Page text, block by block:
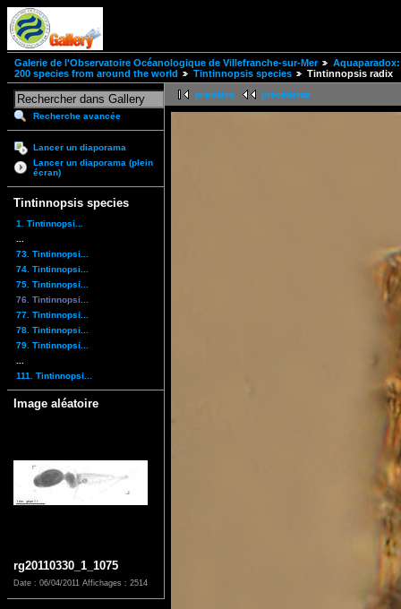
Galerie de l'Observatoire Océanologique de Villefranche-sur-Mer
200 species from around the world
Tintinnopsis species Tintinnopsis radix
Recherche avancée
Lancer un diaporama
Lancer un diaporama (plein
écran)
Tintinnopsis species
1. Tintinnopsi...
73. Tintinnopsi...
74. Tintinnopsi...
75. Tintinnopsi...
76. Tintinnopsi...
77. Tintinnopsi...
78. Tintinnopsi...
79. Tintinnopsi...
111. Tintinnopsi...
Image aléatoire
rg20110330_1_1075
Date : 06/04/2011 Affichages : 2514
première précédente